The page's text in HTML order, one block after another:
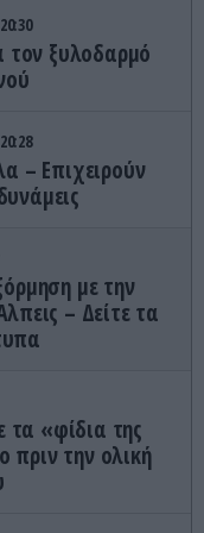
20:30
τον ξυλοδαρμό
20:28
– Επιχειρούν
με την
– Δείτε τα
τα «φίδια της
πριν την ολική